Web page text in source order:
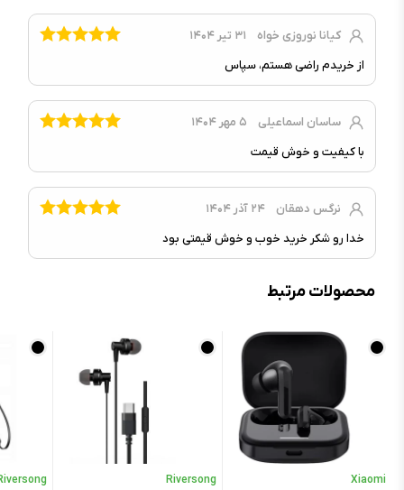
کنترل‌های دستگاه :
کنترل با ضربه‌ی انگشت روی گوشی‌ها
قطر درایور اسپیکر :
محدوده فرکانس پاسخگویی :
۲۰ هرتز تا ۲۰ کیلوهرتز
امپدانس :
۵ اهم
میکروفون :
قابلیت کنترل موزیک/تماس‌ها :
دارد
حساسیت :
قابلیت کنترل صدا :
سایر ویژگی‌ها
محتویات جعبه : ایرپاد، کیس شارژ، کابل شارژ لایتنینگ
سایر ویژگی‌ها :
امکان اتصال یکپارچه به آیفون، آیپد و
کیانا نوروزی خواه
۳۱ تیر ۱۴۰۴
از خریدم راضی هستم، سپاس
ساسان اسماعیلی
۵ مهر ۱۴۰۴
با کیفیت و خوش قیمت
نرگس دهقان
۲۴ آذر ۱۴۰۴
خدا رو شکر خرید خوب و خوش قیمتی بود
محصولات مرتبط
Xiaomi
Riversong